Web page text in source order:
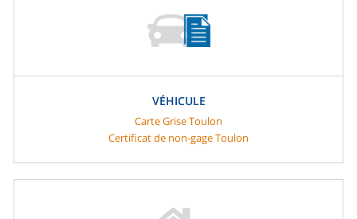
VÉHICULE
Carte Grise Toulon
Certificat de non-gage Toulon